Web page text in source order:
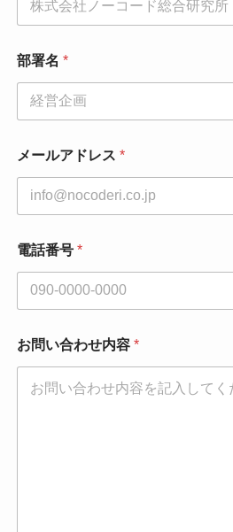
話
番
名
*
部署名 *
メールアドレス *
電話番号 *
お問い合わせ内容 *